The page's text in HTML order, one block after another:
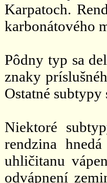
Karpatoch.
karbonátového
Pôdny typ sa
znaky
Ostatné
Niektoré
rendzina
uhličitanu
odvápnení